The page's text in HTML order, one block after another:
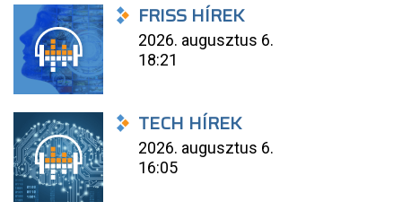
FRISS HÍREK
2026. augusztus 6.
18:21
TECH HÍREK
2026. augusztus 6.
16:05